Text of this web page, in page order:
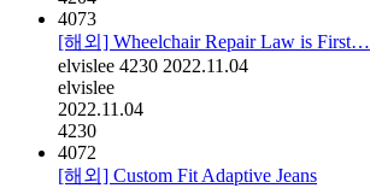
4073
[해외] Wheelchair Repair Law is First…
elvislee 4230 2022.11.04
elvislee
2022.11.04
4230
4072
[해외] Custom Fit Adaptive Jeans